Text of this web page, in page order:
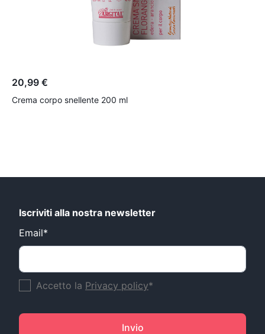
20,99 €
Crema corpo snellente 200 ml
Iscriviti alla nostra newsletter
Email*
Accetto la Privacy policy*
Invio